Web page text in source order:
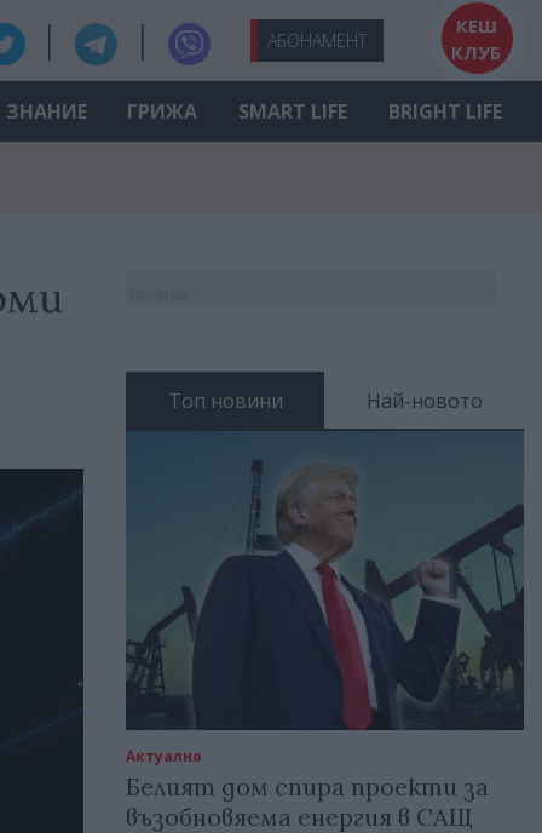
АБОНАМЕНТ
КЕШ
КЛУБ
ЗНАНИЕ ГРИЖА SMART LIFE BRIGHT LIFE
Топ новини Най-новото
Актуално
Белият дом спира проекти за
възобновяема енергия в САЩ